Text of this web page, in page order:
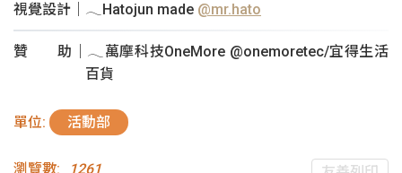
視覺設計｜𓂃Hatojun made @mr.hato
贊 助｜𓂃萬摩科技OneMore @onemoretec/宜得生活
百貨
單位: 活動部
瀏覽數: 1261